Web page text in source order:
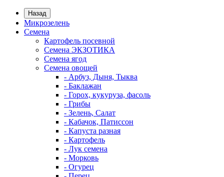
Назад
Микрозелень
Семена
Картофель посевной
Семена ЭКЗОТИКА
Семена ягод
Семена овощей
- Арбуз, Дыня, Тыква
- Баклажан
- Горох, кукуруза, фасоль
- Грибы
- Зелень, Салат
- Кабачок, Патиссон
- Капуста разная
- Картофель
- Лук семена
- Морковь
- Огурец